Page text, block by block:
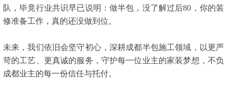
队，毕竟行业共识早已说明：做半包，没了解过后80，你的装
修准备工作，真的还没做到位。
未来，我们依旧会坚守初心，深耕成都半包施工领域，以更严
苛的工艺、更真诚的服务，守护每一位业主的家装梦想，不负
成都业主的每一份信任与托付。